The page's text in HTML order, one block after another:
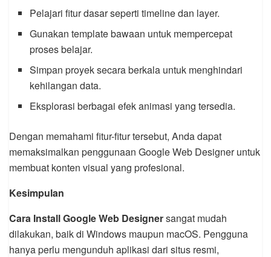
Pelajari fitur dasar seperti timeline dan layer.
Gunakan template bawaan untuk mempercepat
proses belajar.
Simpan proyek secara berkala untuk menghindari
kehilangan data.
Eksplorasi berbagai efek animasi yang tersedia.
Dengan memahami fitur-fitur tersebut, Anda dapat
memaksimalkan penggunaan Google Web Designer untuk
membuat konten visual yang profesional.
Kesimpulan
Cara Install Google Web Designersangat mudah
dilakukan, baik di Windows maupun macOS. Pengguna
hanya perlu mengunduh aplikasi dari situs resmi,